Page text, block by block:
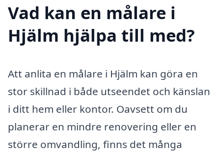
Vad kan en målare i
Hjälm hjälpa till med?
Att anlita en målare i Hjälm kan göra en
stor skillnad i både utseendet och känslan
i ditt hem eller kontor. Oavsett om du
planerar en mindre renovering eller en
större omvandling, finns det många